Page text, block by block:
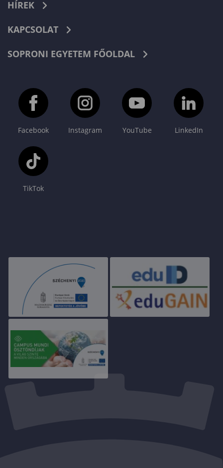
HÍREK
KAPCSOLAT
SOPRONI EGYETEM FŐOLDAL
Facebook Instagram YouTube LinkedIn
TikTok